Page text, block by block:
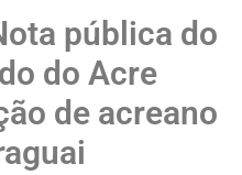
pública do
do Acre
de acreano